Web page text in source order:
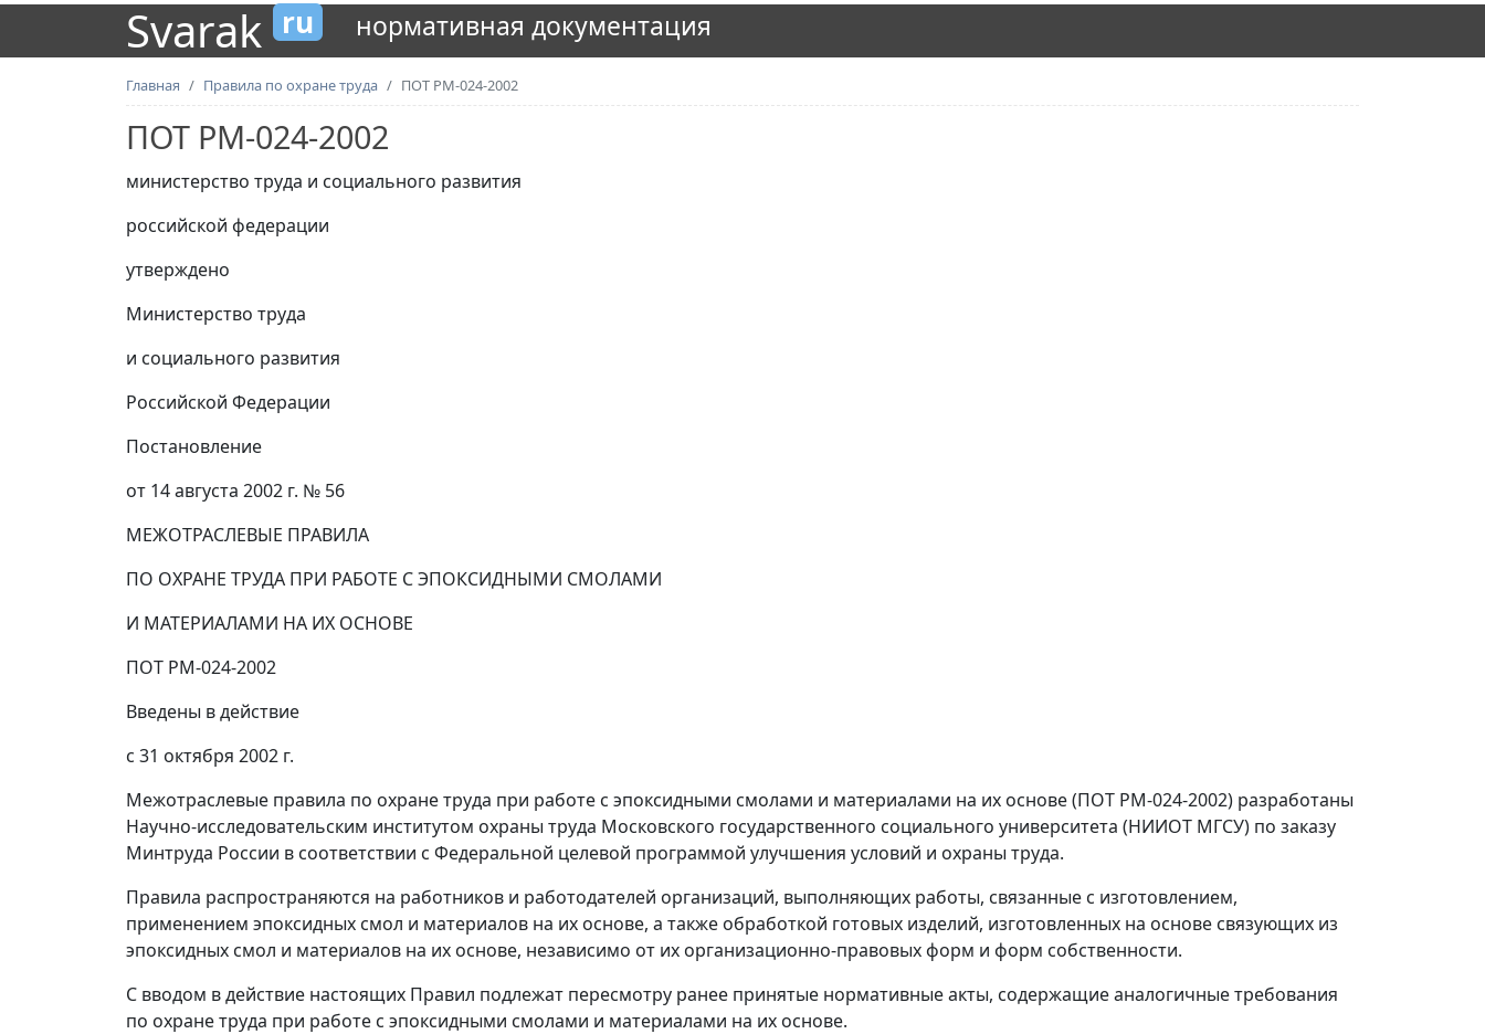
Svarak ru нормативная документация
Главная Правила по охране труда ПОТ РМ-024-2002
ПОТ РМ-024-2002
министерство труда и социального развития
российской федерации
утверждено
Министерство труда
и социального развития
Российской Федерации
Постановление
от 14 августа 2002 г. № 56
МЕЖОТРАСЛЕВЫЕ ПРАВИЛА
ПО ОХРАНЕ ТРУДА ПРИ РАБОТЕ С ЭПОКСИДНЫМИ СМОЛАМИ
И МАТЕРИАЛАМИ НА ИХ ОСНОВЕ
ПОТ РМ-024-2002
Введены в действие
с 31 октября 2002 г.
Межотраслевые правила по охране труда при работе с эпоксидными смолами и материалами на их основе (ПОТ РМ-024-2002) разработаны
Научно-исследовательским институтом охраны труда Московского государственного социального университета (НИИОТ МГСУ) по заказу
Минтруда России в соответствии с Федеральной целевой программой улучшения условий и охраны труда.
Правила распространяются на работников и работодателей организаций, выполняющих работы, связанные с изготовлением,
применением эпоксидных смол и материалов на их основе, а также обработкой готовых изделий, изготовленных на основе связующих из
эпоксидных смол и материалов на их основе, независимо от их организационно-правовых форм и форм собственности.
С вводом в действие настоящих Правил подлежат пересмотру ранее принятые нормативные акты, содержащие аналогичные требования
по охране труда при работе с эпоксидными смолами и материалами на их основе.